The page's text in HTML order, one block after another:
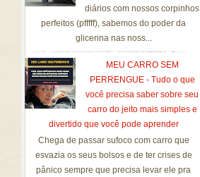
diários com nossos corpinhos
perfeitos (pfffff), sabemos do poder da
glicerina nas noss...
MEU CARRO SEM
PERRENGUE - Tudo o que
você precisa saber sobre seu
carro do jeito mais simples e
divertido que você pode aprender
Chega de passar sufoco com carro que
esvazia os seus bolsos e de ter crises de
pânico sempre que precisa levar ele pra